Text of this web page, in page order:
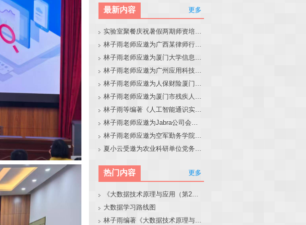
最新内容 更多
实验室聚餐庆祝暑假两期师资培训班圆满结束
林子雨老师应邀为广西某律师行业培训班做大模型和智能体讲座
林子雨老师应邀为厦门大学信息学院全国中学生夏令营做大模型讲座
林子雨老师应邀为广州应用科技学院做大模型和智能体讲座
林子雨老师应邀为人保财险厦门分公司做大模型和智能体讲座
林子雨老师应邀为厦门市残疾人联合会做大模型和智能体讲座
林子雨等编著《人工智能通识实践教程》教材官网
林子雨老师应邀为Jabra公司会议做大模型和智能体报告
林子雨老师应邀为空军勤务学院做大模型和智能体讲座
夏小云受邀为农业科研单位党务工作者作专题报告
热门内容 更多
《大数据技术原理与应用（第2版）》教材官网
大数据学习路线图
林子雨编著《大数据技术原理与应用（第3版）》教材官网